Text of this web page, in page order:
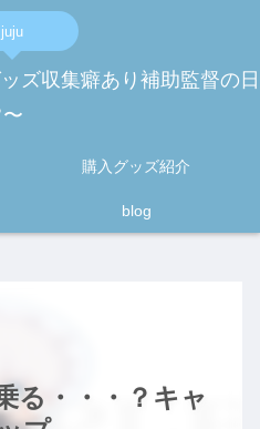
juju
ズ収集癖あり補助監督の日
購入グッズ紹介
blog
る・・・？キャ